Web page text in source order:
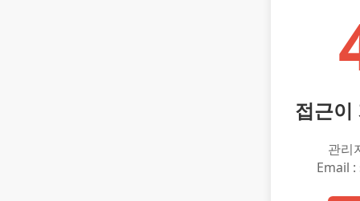
접근이
관리
Email